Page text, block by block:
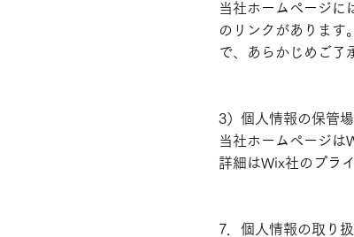
当社ホームページに
のリンクがあります
で、あらかじめご了
3）個人情報の保管
当社ホームページは
詳細はWix社のプラ
7．個人情報の取り